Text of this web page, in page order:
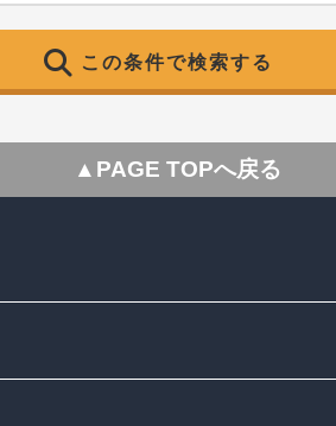
この条件で検索する
▲PAGE TOPへ戻る